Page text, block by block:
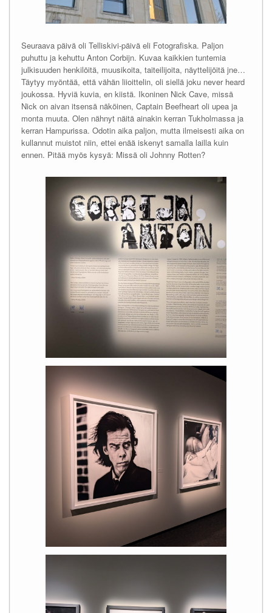
Seuraava päivä oli Telliskivi-päivä eli Fotografiska. Paljon
puhuttu ja kehuttu Anton Corbijn. Kuvaa kaikkien tuntemia
julkisuuden henkilöitä, muusikoita, taiteilijoita, näyttelijöitä jne…
Täytyy myöntää, että vähän liioittelin, oli siellä joku never heard
joukossa. Hyviä kuvia, en kiistä. Ikoninen Nick Cave, missä
Nick on aivan itsensä näköinen, Captain Beefheart oli upea ja
monta muuta. Olen nähnyt näitä ainakin kerran Tukholmassa ja
kerran Hampurissa. Odotin aika paljon, mutta ilmeisesti aika on
kullannut muistot niin, ettei enää iskenyt samalla lailla kuin
ennen. Pitää myös kysyä: Missä oli Johnny Rotten?